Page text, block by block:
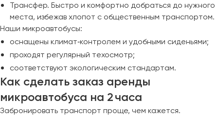
Трансфер. Быстро и комфортно добраться до нужного
места, избежав хлопот с общественным транспортом.
Наши микроавтобусы:
оснащены климат‑контролем и удобными сиденьями;
проходят регулярный техосмотр;
соответствуют экологическим стандартам.
Как сделать заказ аренды
микроавтобуса на 2 часа
Забронировать транспорт проще, чем кажется.